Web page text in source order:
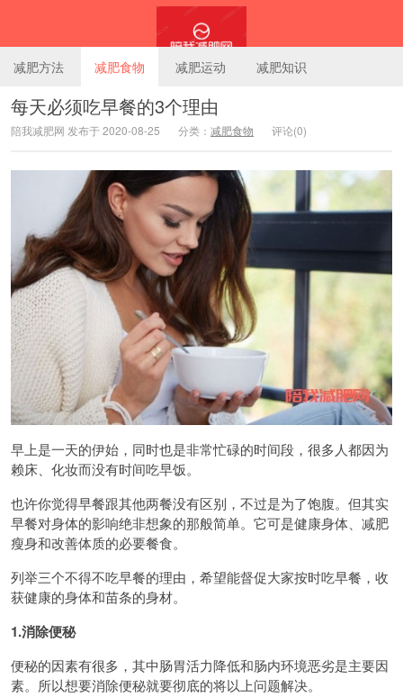
陪我减肥网
减肥方法 减肥食物 减肥运动 减肥知识
每天必须吃早餐的3个理由
陪我减肥网 发布于 2020-08-25 分类： 减肥食物 评论(0)
早上是一天的伊始，同时也是非常忙碌的时间段，很多人都因为
赖床、化妆而没有时间吃早饭。
也许你觉得早餐跟其他两餐没有区别，不过是为了饱腹。但其实
早餐对身体的影响绝非想象的那般简单。它可是健康身体、减肥
瘦身和改善体质的必要餐食。
列举三个不得不吃早餐的理由，希望能督促大家按时吃早餐，收
获健康的身体和苗条的身材。
1.消除便秘
便秘的因素有很多，其中肠胃活力降低和肠内环境恶劣是主要因
素。所以想要消除便秘就要彻底的将以上问题解决。